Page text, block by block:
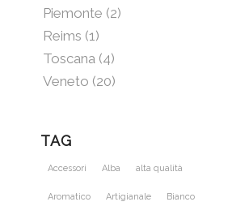
Piemonte (2)
Reims (1)
Toscana (4)
Veneto (20)
TAG
Accessori Alba alta qualità
Aromatico Artigianale Bianco